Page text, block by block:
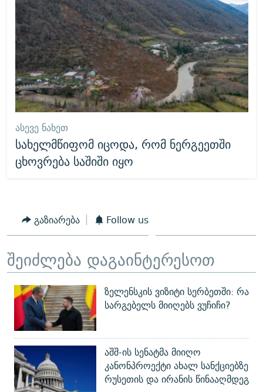
ᲐᲡᲔᲕᲔ ᲜᲐᲮᲔᲗ
სახელმწიფომ იცოდა, რომ ნერგეეთში
ცხოვრება საშიში იყო
გაზიარება Follow us
შეიძლება დაგაინტერესოთ
ზელენსკის ვიზიტი სერბეთში: რა
სარგებელს მიიღებს ვუჩიჩი?
აშშ-ის სენატმა მიიღო
კანონპროექტი ახალ სანქციებზე
რუსეთის და ირანის წინააღმდეგ